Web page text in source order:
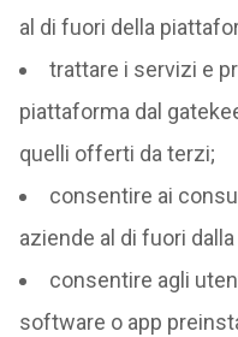
al di fuori della
trattare i servizi e
piattaforma dal
quelli offerti da terzi;
consentire ai
aziende al di fuori
consentire agli
software o app